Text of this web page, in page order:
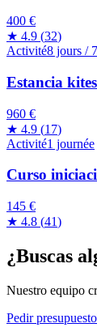
400 €
★ 4.9 (32)
Activité8 jours /
Estancia
960 €
★ 4.9 (17)
Activité1 journée
Curso
145 €
★ 4.8 (41)
¿Buscas
Nuestro equipo
Pedir presupuesto